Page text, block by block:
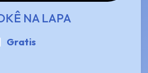
NA LAPA
Gratis